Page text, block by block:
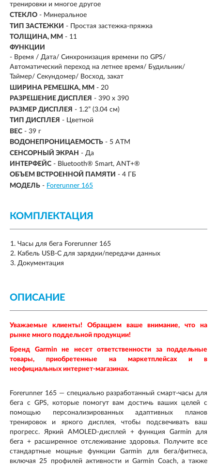
тренировки и многое другое
СТЕКЛО - Минеральное
ТИП ЗАСТЕЖКИ - Простая застежка-пряжка
ТОЛЩИНА, ММ - 11
ФУНКЦИИ
- Время / Дата/ Синхронизация времени по GPS/
Автоматический переход на летнее время/ Будильник/
Таймер/ Секундомер/ Восход, закат
ШИРИНА РЕМЕШКА, ММ - 20
РАЗРЕШЕНИЕ ДИСПЛЕЯ - 390 х 390
РАЗМЕР ДИСПЛЕЯ - 1.2” (3.04 см)
ТИП ДИСПЛЕЯ - Цветной
ВЕС - 39 г
ВОДОНЕПРОНИЦАЕМОСТЬ - 5 ATM
СЕНСОРНЫЙ ЭКРАН - Да
ИНТЕРФЕЙС - Bluetooth® Smart, ANT+®
ОБЪЕМ ВСТРОЕННОЙ ПАМЯТИ - 4 ГБ
МОДЕЛЬ - Forerunner 165
КОМПЛЕКТАЦИЯ
Часы для бега Forerunner 165
Кабель USB-C для зарядки/передачи данных
Документация
ОПИСАНИЕ
Уважаемые клиенты! Обращаем ваше внимание, что на
рынке много поддельной продукции!
Бренд Garmin не несет ответственности за поддельные
товары, приобретенные на маркетплейсах и в
неофициальных интернет-магазинах.
Forerunner 165 — специально разработанный смарт-часы для
бега с GPS, которые помогут вам достичь ваших целей с
помощью персонализированных адаптивных планов
тренировок и яркого дисплея, чтобы подсвечивать ваш
прогресс. Яркий AMOLED-дисплей + функция Garmin для
бега + расширенное отслеживание здоровья. Получите все
стандартные мощные функции Garmin для бега/фитнеса,
включая 25 профилей активности и Garmin Coach, а также